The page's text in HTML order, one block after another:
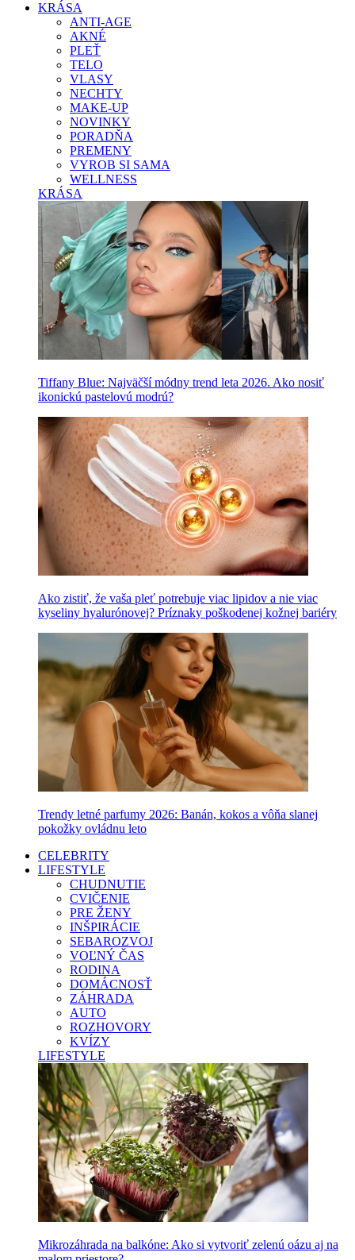
KRÁSA
ANTI-AGE
AKNÉ
PLEŤ
TELO
VLASY
NECHTY
MAKE-UP
NOVINKY
PORADŇA
PREMENY
VYROB SI SAMA
WELLNESS
KRÁSA
Tiffany Blue: Najväčší módny trend leta 2026. Ako nosiť
ikonickú pastelovú modrú?
Ako zistiť, že vaša pleť potrebuje viac lipidov a nie viac
kyseliny hyalurónovej? Príznaky poškodenej kožnej bariéry
Trendy letné parfumy 2026: Banán, kokos a vôňa slanej
pokožky ovládnu leto
CELEBRITY
LIFESTYLE
CHUDNUTIE
CVIČENIE
PRE ŽENY
INŠPIRÁCIE
SEBAROZVOJ
VOĽNÝ ČAS
RODINA
DOMÁCNOSŤ
ZÁHRADA
AUTO
ROZHOVORY
KVÍZY
LIFESTYLE
Mikrozáhrada na balkóne: Ako si vytvoriť zelenú oázu aj na